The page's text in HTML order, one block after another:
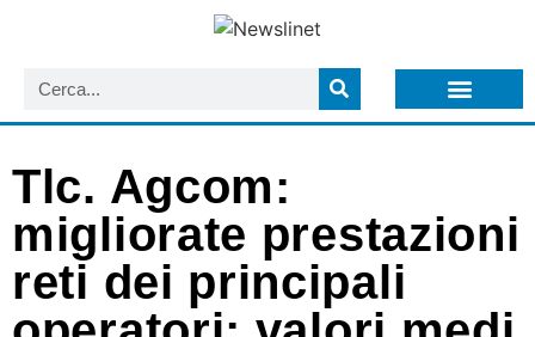
Tlc. Agcom:
migliorate prestazioni
reti dei principali